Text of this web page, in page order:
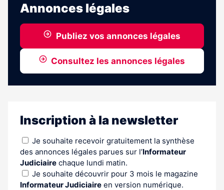
Annonces légales
Publiez vos annonces légales
Consultez les annonces légales
Inscription à la newsletter
Je souhaite recevoir gratuitement la synthèse
des annonces légales parues sur l’Informateur
Judiciaire chaque lundi matin.
Je souhaite découvrir pour 3 mois le magazine
Informateur Judiciaire en version numérique.